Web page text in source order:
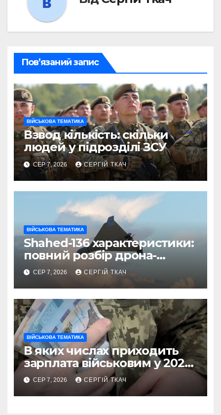
Пов’язаний запис
ВІЙСЬКОВА ТЕМАТИКА
Взвод кількість: скільки
людей у підрозділі ЗСУ
СЕР 7, 2026 СЕРГІЙ ТКАЧ
ВІЙСЬКОВА ТЕМАТИКА
Shahed-136 характеристики:
повний розбір дрона-
камікадзе
СЕР 7, 2026 СЕРГІЙ ТКАЧ
ВІЙСЬКОВА ТЕМАТИКА
В яких числах приходить
зарплата військовим у 2026
році
СЕР 7, 2026 СЕРГІЙ ТКАЧ